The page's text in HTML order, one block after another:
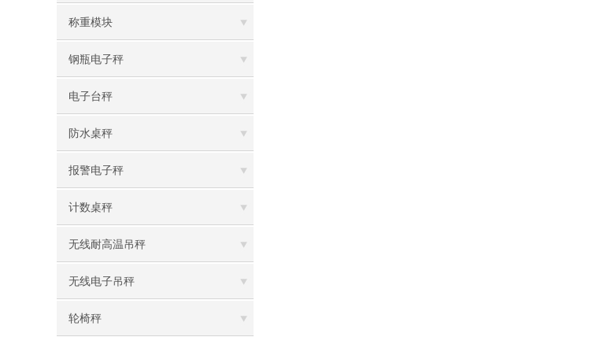
称重模块
钢瓶电子秤
电子台秤
防水桌秤
报警电子秤
计数桌秤
无线耐高温吊秤
无线电子吊秤
轮椅秤